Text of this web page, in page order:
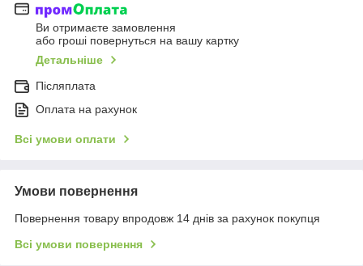
Ви отримаєте замовлення
або гроші повернуться на вашу картку
Детальніше
Післяплата
Оплата на рахунок
Всі умови оплати
Умови повернення
Повернення товару впродовж 14 днів за рахунок покупця
Всі умови повернення